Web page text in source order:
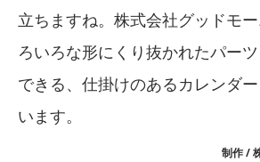
立ちますね。株式会社グッドモ
ろいろな形にくり抜かれたパー
できる、仕掛けのあるカレンダ
います。
制作 /